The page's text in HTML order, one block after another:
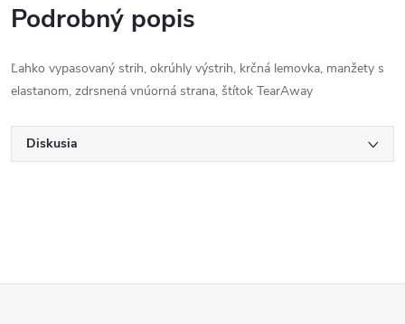
Podrobný popis
Ľahko vypasovaný strih, okrúhly výstrih, krčná lemovka, manžety s
elastanom, zdrsnená vnúorná strana, štítok TearAway
Diskusia